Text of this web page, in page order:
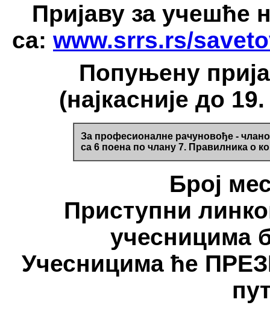
Пријаву за учешће
са: www.srrs.rs/
Попуњену
(најкасније до
За професионалне рачуновође -
са 6 поена по члану 7. Правилника о
Број
Приступни
учесницима
Учесницима ће